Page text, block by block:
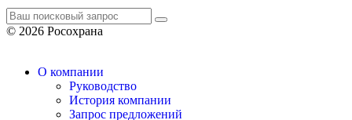
© 2026 Росохрана
О компании
Руководство
История компании
Запрос предложений